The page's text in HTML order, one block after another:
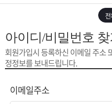
매
사
스
노
하
고
객
센
마
이주
[ios앱 오픈]아이폰 고
[무인택배함 이용 안내]
아이디/비밀번호 찾
회원가입시 등록하신 이메일 주소
정정보를 보내드립니다.
이메일주소